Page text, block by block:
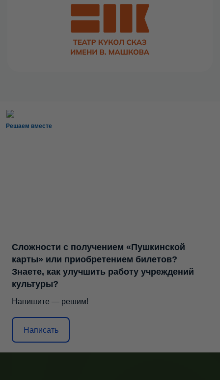
Решаем вместе
Сложности с получением «Пушкинской
карты» или приобретением билетов?
Знаете, как улучшить работу учреждений
культуры?
Напишите — решим!
Написать